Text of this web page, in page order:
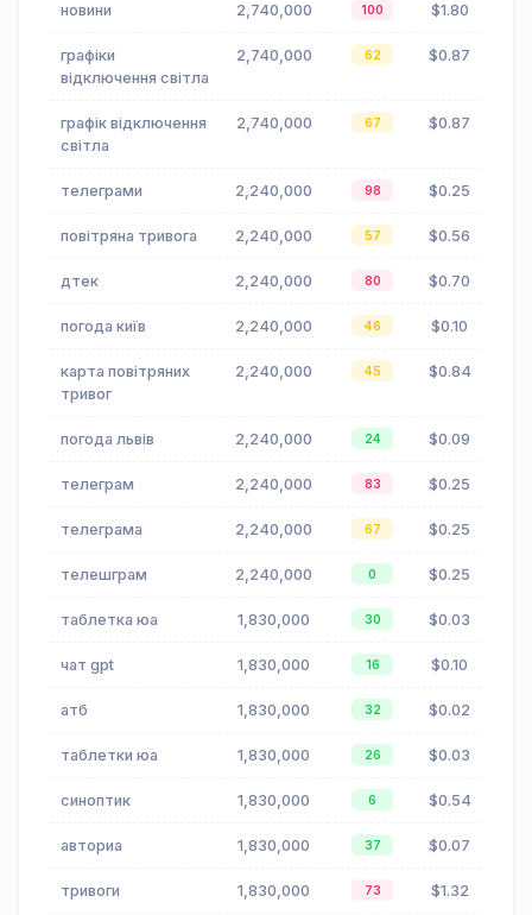
новини 2,740,000 100 $1.80
графіки
відключення світла
2,740,000 62 $0.87
графік відключення
світла
2,740,000 67 $0.87
телеграми 2,240,000 98 $0.25
повітряна тривога 2,240,000 57 $0.56
дтек 2,240,000 80 $0.70
погода київ 2,240,000 46 $0.10
карта повітряних
тривог
2,240,000 45 $0.84
погода львів 2,240,000 24 $0.09
телеграм 2,240,000 83 $0.25
телеграма 2,240,000 67 $0.25
телешграм 2,240,000 0 $0.25
таблетка юа 1,830,000 30 $0.03
чат gpt 1,830,000 16 $0.10
атб 1,830,000 32 $0.02
таблетки юа 1,830,000 26 $0.03
синоптик 1,830,000 6 $0.54
авториа 1,830,000 37 $0.07
тривоги 1,830,000 73 $1.32